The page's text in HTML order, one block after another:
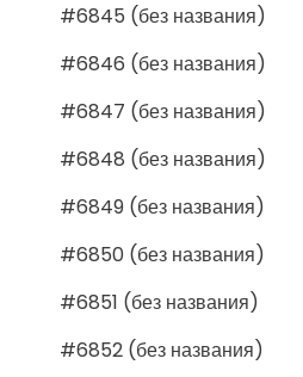
#6845 (без названия)
#6846 (без названия)
#6847 (без названия)
#6848 (без названия)
#6849 (без названия)
#6850 (без названия)
#6851 (без названия)
#6852 (без названия)